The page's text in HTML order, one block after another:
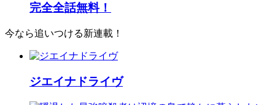
完全全話無料！
今なら追いつける新連載！
ジエイナドライヴ